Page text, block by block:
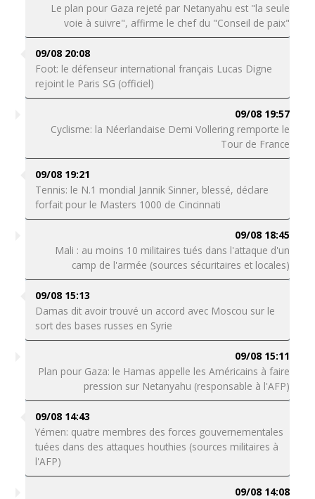
Le plan pour Gaza rejeté par Netanyahu est "la seule
voie à suivre", affirme le chef du "Conseil de paix"
09/08 20:08
Foot: le défenseur international français Lucas Digne
rejoint le Paris SG (officiel)
09/08 19:57
Cyclisme: la Néerlandaise Demi Vollering remporte le
Tour de France
09/08 19:21
Tennis: le N.1 mondial Jannik Sinner, blessé, déclare
forfait pour le Masters 1000 de Cincinnati
09/08 18:45
Mali : au moins 10 militaires tués dans l'attaque d'un
camp de l'armée (sources sécuritaires et locales)
09/08 15:13
Damas dit avoir trouvé un accord avec Moscou sur le
sort des bases russes en Syrie
09/08 15:11
Plan pour Gaza: le Hamas appelle les Américains à faire
pression sur Netanyahu (responsable à l'AFP)
09/08 14:43
Yémen: quatre membres des forces gouvernementales
tuées dans des attaques houthies (sources militaires à
l'AFP)
09/08 14:08